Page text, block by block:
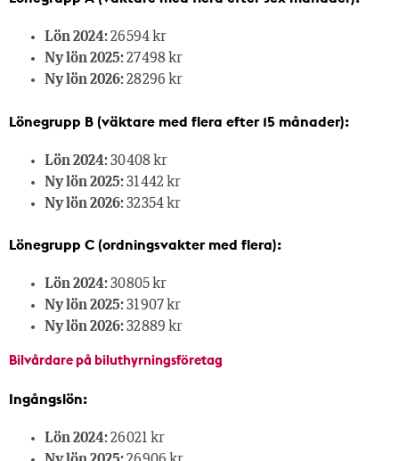
Lön 2024:26 594 kr
Ny lön 2025:27 498 kr
Ny lön 2026:28 296 kr
Lönegrupp B (väktare med flera efter 15 månader):
Lön 2024:30 408 kr
Ny lön 2025:31 442 kr
Ny lön 2026:32 354 kr
Lönegrupp C (ordningsvakter med flera):
Lön 2024:30 805 kr
Ny lön 2025:31 907 kr
Ny lön 2026:32 889 kr
Bilvårdare på biluthyrningsföretag
Ingångslön:
Lön 2024:26 021 kr